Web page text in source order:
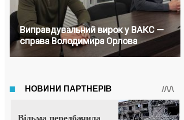
Виправдувальний вирок у ВАКС —
справа Володимира Орлова